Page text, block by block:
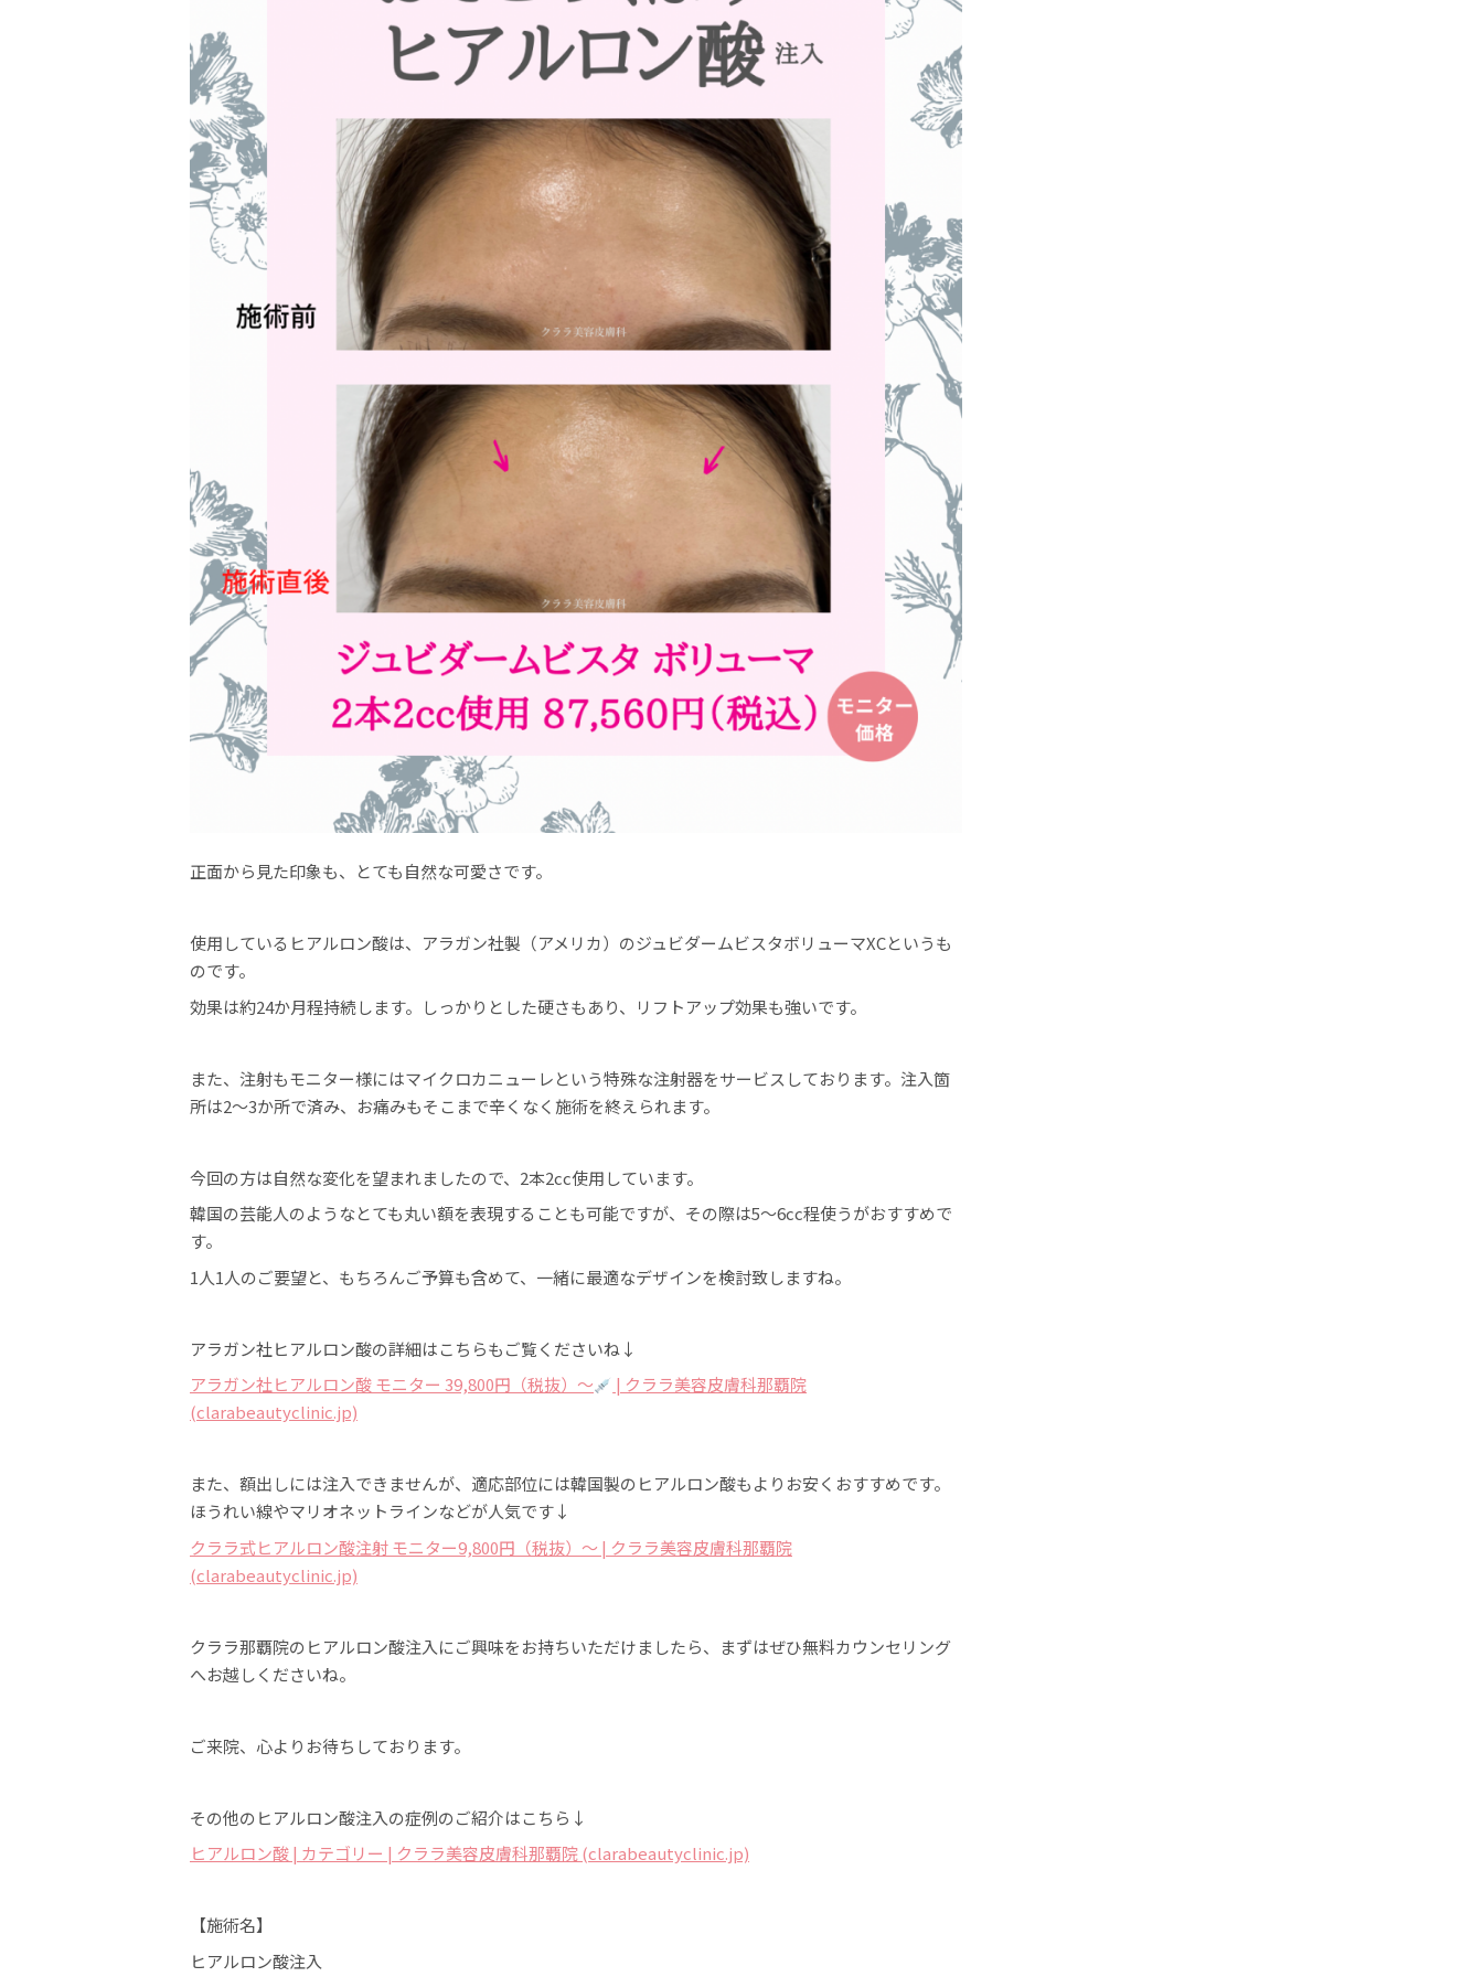
正面から見た印象も、とても自然な可愛さです。
使用しているヒアルロン酸は、アラガン社製（アメリカ）のジュビダームビスタボリューマXCというも
のです。
効果は約24か月程持続します。しっかりとした硬さもあり、リフトアップ効果も強いです。
また、注射もモニター様にはマイクロカニューレという特殊な注射器をサービスしております。注入箇
所は2～3か所で済み、お痛みもそこまで辛くなく施術を終えられます。
今回の方は自然な変化を望まれましたので、2本2cc使用しています。
韓国の芸能人のようなとても丸い額を表現することも可能ですが、その際は5～6cc程使うがおすすめで
す。
1人1人のご要望と、もちろんご予算も含めて、一緒に最適なデザインを検討致しますね。
アラガン社ヒアルロン酸の詳細はこちらもご覧くださいね↓
アラガン社ヒアルロン酸 モニター 39,800円（税抜）〜
| クララ美容皮膚科那覇院
(clarabeautyclinic.jp)
また、額出しには注入できませんが、適応部位には韓国製のヒアルロン酸もよりお安くおすすめです。
ほうれい線やマリオネットラインなどが人気です↓
クララ式ヒアルロン酸注射 モニター9,800円（税抜）〜 | クララ美容皮膚科那覇院
(clarabeautyclinic.jp)
クララ那覇院のヒアルロン酸注入にご興味をお持ちいただけましたら、まずはぜひ無料カウンセリング
へお越しくださいね。
ご来院、心よりお待ちしております。
その他のヒアルロン酸注入の症例のご紹介はこちら↓
ヒアルロン酸 | カテゴリー | クララ美容皮膚科那覇院 (clarabeautyclinic.jp)
【施術名】
ヒアルロン酸注入